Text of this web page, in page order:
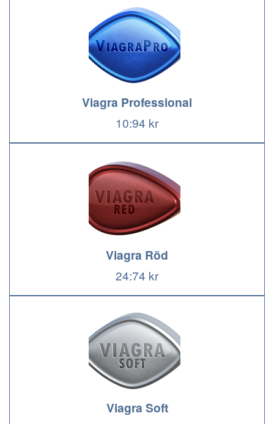
Viagra Professional
10:94 kr
Viagra Röd
24:74 kr
Viagra Soft